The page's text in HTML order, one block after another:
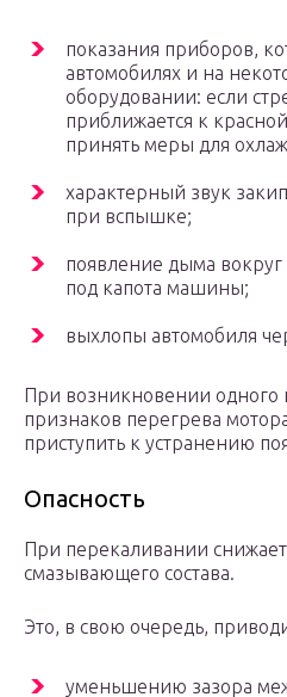
показания приборов,
автомобилях и на
оборудовании: если
приближается к
принять меры для
характерный звук
при вспышке;
появление дыма
под капота машины;
выхлопы автомобиля
При возникновении одного
признаков перегрева
приступить к устранению
Опасность
При перекаливании
смазывающего состава.
Это, в свою очередь,
уменьшению зазора